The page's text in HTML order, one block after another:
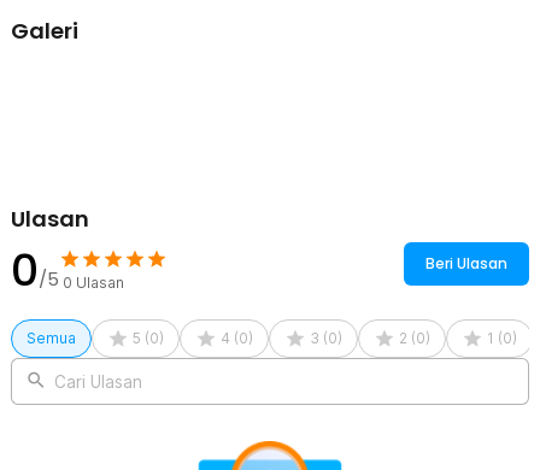
kamar mandi, saluran got luar ruangan, dan saluran pembuangan
indoor lainnya. Kepala nozzle akan otomatis terdorong masuk oleh
Steel 1/4 Inch - EZ041
Galeri
Ulasan
0/5 0 Ulasan
Beri Ulasan
Semua 5 (0) 4 (0) 3 (0) 2 (0) 1 (0)
Cari Ulasan